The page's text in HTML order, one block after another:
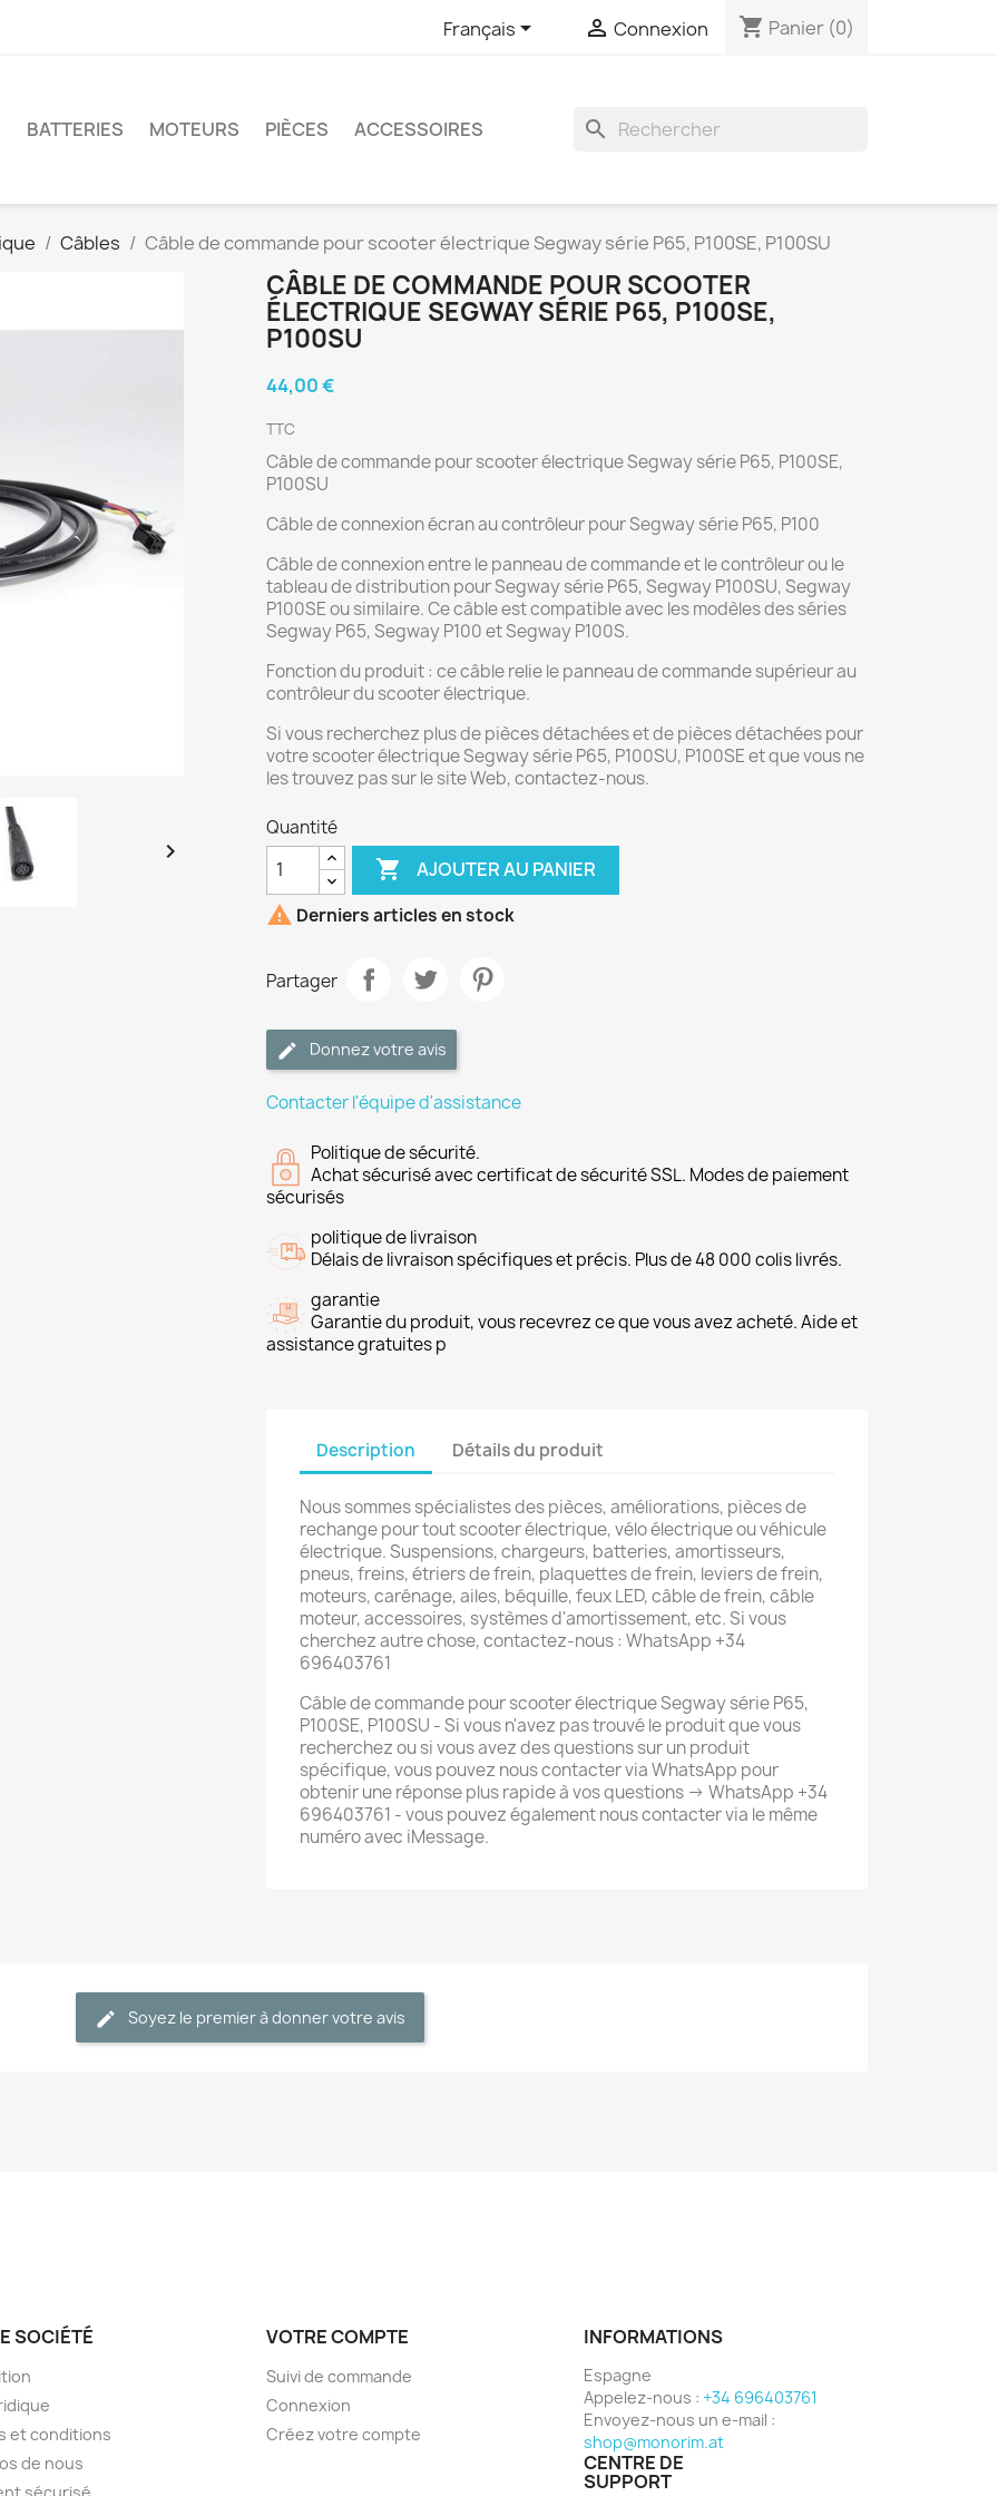
Français  Connexion shopping_cart Panier (0)
BATTERIES MOTEURS PIÈCES ACCESSOIRES search
Câbles Câble de commande pour scooter électrique Segway série P65, P100SE, P100SU

CÂBLE DE COMMANDE POUR SCOOTER
ÉLECTRIQUE SEGWAY SÉRIE P65, P100SE,
P100SU
44,00 €
TTC
Câble de commande pour scooter électrique Segway série P65, P100SE,
P100SU
Câble de connexion écran au contrôleur pour Segway série P65, P100
Câble de connexion entre le panneau de commande et le contrôleur ou le
tableau de distribution pour Segway série P65, Segway P100SU, Segway
P100SE ou similaire. Ce câble est compatible avec les modèles des séries
Segway P65, Segway P100 et Segway P100S.
Fonction du produit : ce câble relie le panneau de commande supérieur au
contrôleur du scooter électrique.
Si vous recherchez plus de pièces détachées et de pièces détachées pour
votre scooter électrique Segway série P65, P100SU, P100SE et que vous ne
les trouvez pas sur le site Web, contactez-nous.
Quantité
 AJOUTER AU PANIER
 Derniers articles en stock
Partager
Donnez votre avis
Contacter l'équipe d'assistance
Politique de sécurité.
Achat sécurisé avec certificat de sécurité SSL. Modes de paiement
sécurisés
politique de livraison
Délais de livraison spécifiques et précis. Plus de 48 000 colis livrés.
garantie
Garantie du produit, vous recevrez ce que vous avez acheté. Aide et
assistance gratuites p
Description Détails du produit
Nous sommes spécialistes des pièces, améliorations, pièces de
rechange pour tout scooter électrique, vélo électrique ou véhicule
électrique. Suspensions, chargeurs, batteries, amortisseurs,
pneus, freins, étriers de frein, plaquettes de frein, leviers de frein,
moteurs, carénage, ailes, béquille, feux LED, câble de frein, câble
moteur, accessoires, systèmes d'amortissement, etc. Si vous
cherchez autre chose, contactez-nous : WhatsApp +34
696403761
Câble de commande pour scooter électrique Segway série P65,
P100SE, P100SU - Si vous n'avez pas trouvé le produit que vous
recherchez ou si vous avez des questions sur un produit
spécifique, vous pouvez nous contacter via WhatsApp pour
obtenir une réponse plus rapide à vos questions -> WhatsApp +34
696403761 - vous pouvez également nous contacter via le même
numéro avec iMessage.
Soyez le premier à donner votre avis
SOCIÉTÉ
et conditions
de nous
VOTRE COMPTE
Suivi de commande
Connexion
Créez votre compte
INFORMATIONS
Espagne
Appelez-nous : +34 696403761
Envoyez-nous un e-mail :
shop@monorim.at
CENTRE DE
SUPPORT